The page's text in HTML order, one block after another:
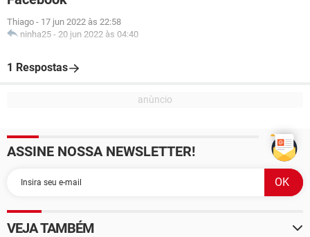
Thiago - 17 jun 2022 às 22:58
ninha25 - 20 jun 2022 às 04:40
1 Respostas
ASSINE NOSSA NEWSLETTER!
VEJA TAMBÉM